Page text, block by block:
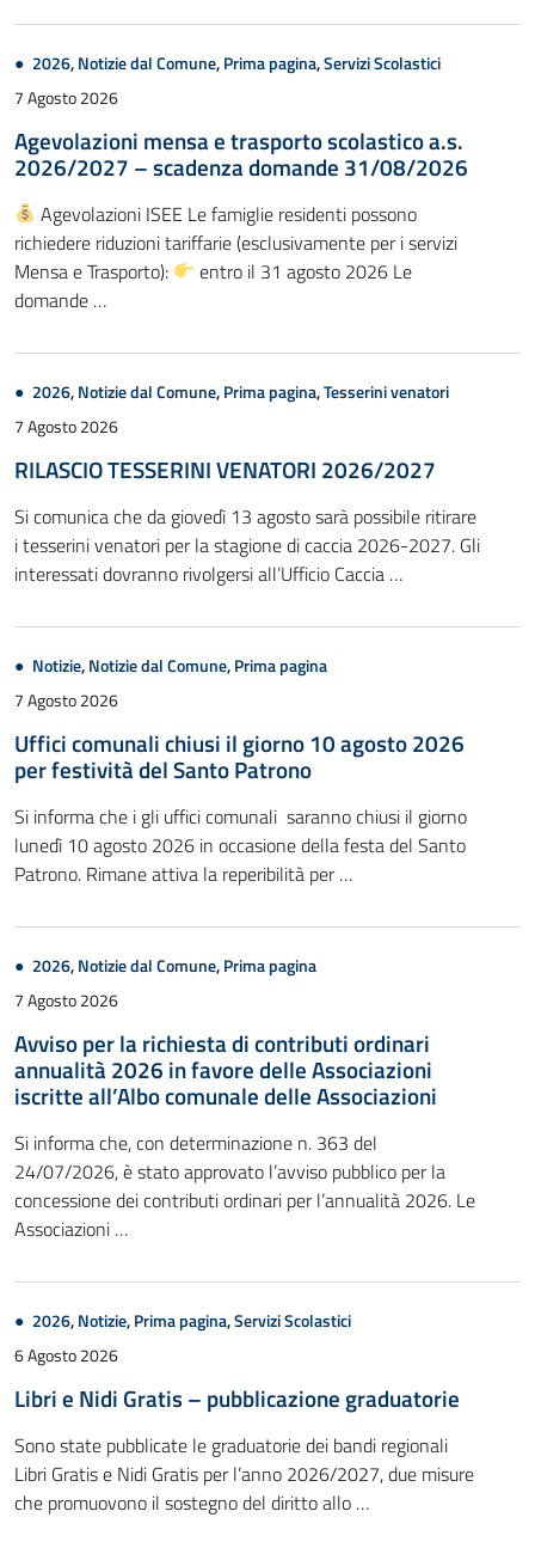
2026,Notizie dal Comune,Prima pagina,Servizi Scolastici
7 Agosto 2026
Agevolazioni mensa e trasporto scolastico a.s.
2026/2027 – scadenza domande 31/08/2026
Agevolazioni ISEE Le famiglie residenti possono
richiedere riduzioni tariffarie (esclusivamente per i servizi
Mensa e Trasporto):
entro il 31 agosto 2026 Le
domande …
2026,Notizie dal Comune,Prima pagina,Tesserini venatori
7 Agosto 2026
RILASCIO TESSERINI VENATORI 2026/2027
Si comunica che da giovedì 13 agosto sarà possibile ritirare
i tesserini venatori per la stagione di caccia 2026-2027. Gli
interessati dovranno rivolgersi all’Ufficio Caccia …
Notizie,Notizie dal Comune,Prima pagina
7 Agosto 2026
Uffici comunali chiusi il giorno 10 agosto 2026
per festività del Santo Patrono
Si informa che i gli uffici comunali saranno chiusi il giorno
lunedì 10 agosto 2026 in occasione della festa del Santo
Patrono. Rimane attiva la reperibilità per …
2026,Notizie dal Comune,Prima pagina
7 Agosto 2026
Avviso per la richiesta di contributi ordinari
annualità 2026 in favore delle Associazioni
iscritte all’Albo comunale delle Associazioni
Si informa che, con determinazione n. 363 del
24/07/2026, è stato approvato l’avviso pubblico per la
concessione dei contributi ordinari per l’annualità 2026. Le
Associazioni …
2026,Notizie,Prima pagina,Servizi Scolastici
6 Agosto 2026
Libri e Nidi Gratis – pubblicazione graduatorie
Sono state pubblicate le graduatorie dei bandi regionali
Libri Gratis e Nidi Gratis per l’anno 2026/2027, due misure
che promuovono il sostegno del diritto allo …